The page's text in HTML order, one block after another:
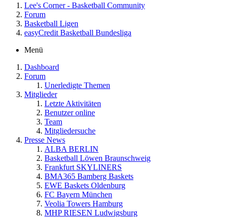
Lee's Corner - Basketball Community
Forum
Basketball Ligen
easyCredit Basketball Bundesliga
Menü
Dashboard
Forum
Unerledigte Themen
Mitglieder
Letzte Aktivitäten
Benutzer online
Team
Mitgliedersuche
Presse News
ALBA BERLIN
Basketball Löwen Braunschweig
Frankfurt SKYLINERS
BMA365 Bamberg Baskets
EWE Baskets Oldenburg
FC Bayern München
Veolia Towers Hamburg
MHP RIESEN Ludwigsburg